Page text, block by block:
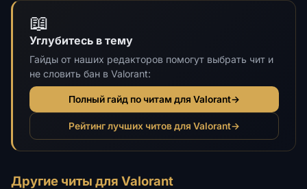
📖
Углубитесь в тему
Гайды от наших редакторов помогут выбрать чит и
не словить бан в Valorant:
Полный гайд по читам для Valorant→
Рейтинг лучших читов для Valorant→
Другие читы для Valorant